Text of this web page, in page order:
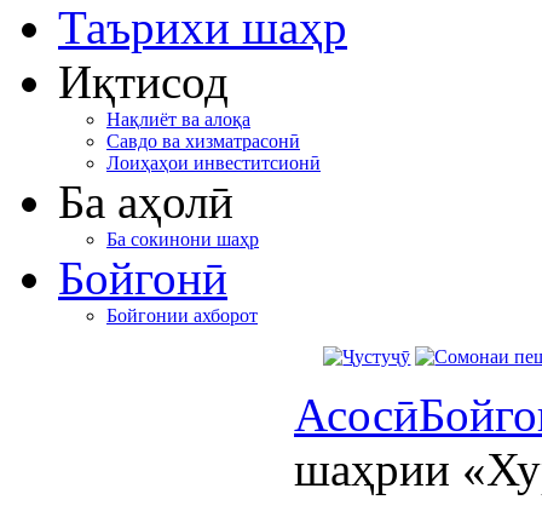
Таърихи шаҳр
Иқтисод
Нақлиёт ва алоқа
Савдо ва хизматрасонӣ
Лоиҳаҳои инвеститсионӣ
Ба аҳолӣ
Ба сокинони шаҳр
Бойгонӣ
Бойгонии ахборот
Асосӣ
шаҳрии